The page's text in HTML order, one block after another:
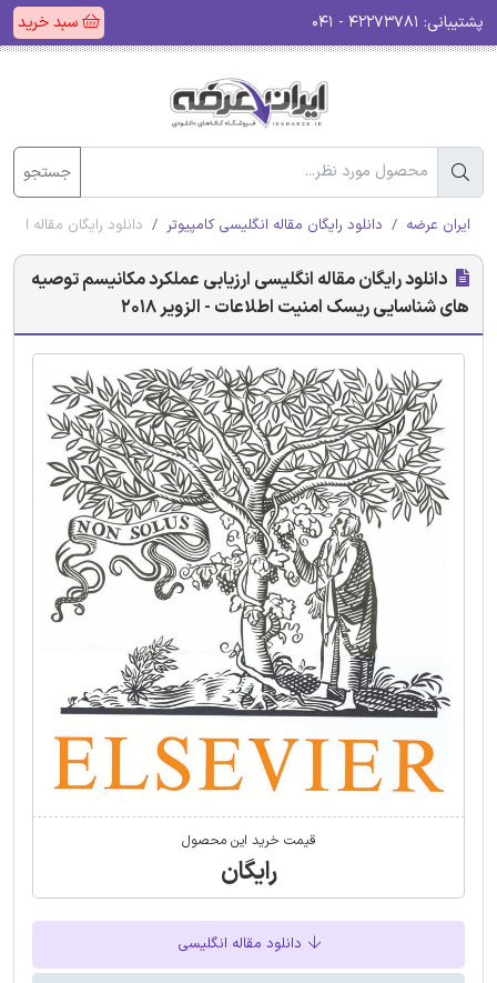
پشتیبانی: سبد خرید
جستجو
ایران عرضه دانلود رایگان مقاله انگلیسی کامپیوتر دانلود رایگان مقاله
دانلود رایگان مقاله انگلیسی ارزیابی عملکرد مکانیسم توصیه
های شناسایی ریسک امنیت اطلاعات - الزویر 2018
قیمت خرید این محصول
رایگان
دانلود مقاله انگلیسی